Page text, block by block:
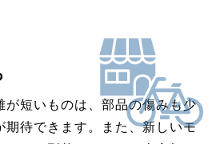
が短いものは、部品の傷みも少
期待できます。また、新しいモ